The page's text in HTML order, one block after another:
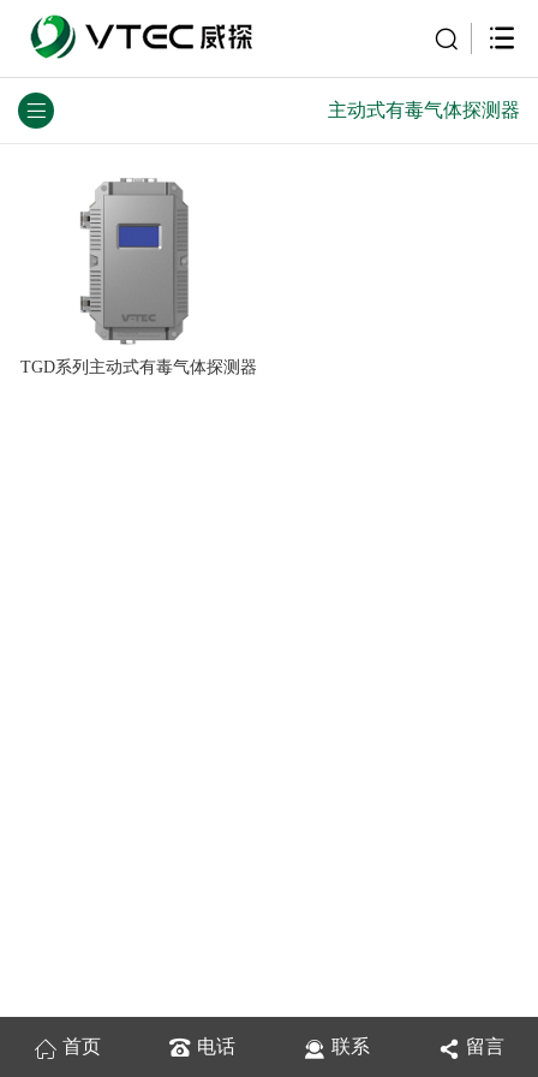
主动式有毒气体探测器
TGD系列主动式有毒气体探测器
首页 电话 联系 留言